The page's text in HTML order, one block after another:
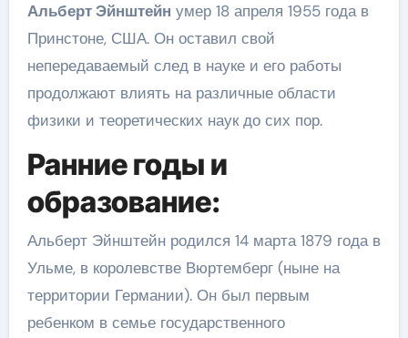
Альберт Эйнштейн умер 18 апреля 1955 года в
Принстоне, США. Он оставил свой
непередаваемый след в науке и его работы
продолжают влиять на различные области
физики и теоретических наук до сих пор.
Ранние годы и
образование:
Альберт Эйнштейн родился 14 марта 1879 года в
Ульме, в королевстве Вюртемберг (ныне на
территории Германии). Он был первым
ребенком в семье государственного